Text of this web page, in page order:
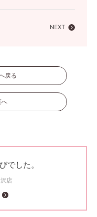
NEXT
戻る
へ
でした。
店